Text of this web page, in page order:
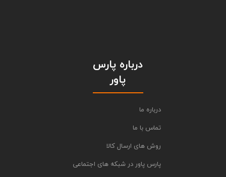
درباره پارس
پاور
درباره ما
تماس با ما
روش های ارسال کالا
پارس پاور در شبکه های اجتماعی